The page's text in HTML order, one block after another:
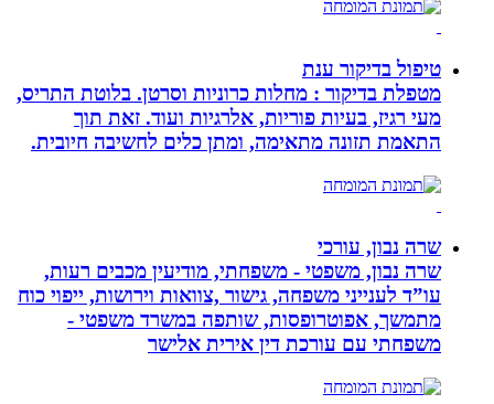
טיפול בדיקור ענת
מטפלת בדיקור : מחלות כרוניות וסרטן. בלוטת התריס,
מעי רגיז, בעיות פוריות, אלרגיות ועוד. זאת תוך
התאמת תזונה מתאימה, ומתן כלים לחשיבה חיובית.
שרה נבון, עורכי
שרה נבון, משפטי - משפחתי, מודיעין מכבים רעות,
עו”ד לענייני משפחה, גישור ,צוואות וירושות, ייפוי כוח
מתמשך, אפוטרופסות, שותפה במשרד משפטי -
משפחתי עם עורכת דין אירית אלישר